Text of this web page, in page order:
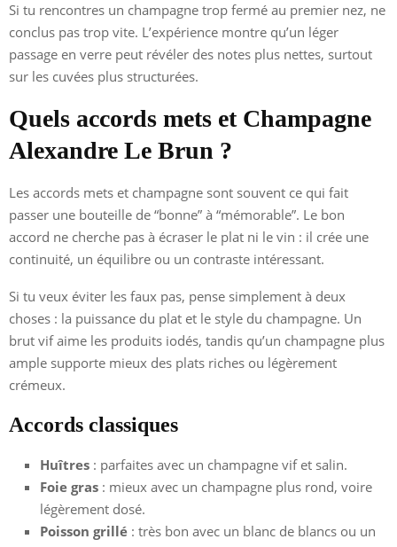
Si tu rencontres un champagne trop fermé au premier nez, ne
conclus pas trop vite. L’expérience montre qu’un léger
passage en verre peut révéler des notes plus nettes, surtout
sur les cuvées plus structurées.
Quels accords mets et Champagne
Alexandre Le Brun ?
Les accords mets et champagne sont souvent ce qui fait
passer une bouteille de “bonne” à “mémorable”. Le bon
accord ne cherche pas à écraser le plat ni le vin : il crée une
continuité, un équilibre ou un contraste intéressant.
Si tu veux éviter les faux pas, pense simplement à deux
choses : la puissance du plat et le style du champagne. Un
brut vif aime les produits iodés, tandis qu’un champagne plus
ample supporte mieux des plats riches ou légèrement
crémeux.
Accords classiques
Huîtres : parfaites avec un champagne vif et salin.
Foie gras : mieux avec un champagne plus rond, voire
légèrement dosé.
Poisson grillé : très bon avec un blanc de blancs ou un